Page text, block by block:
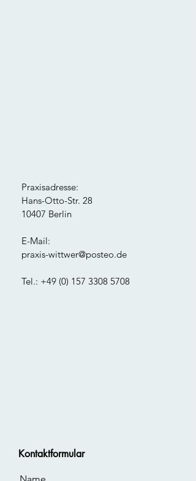
Praxisadresse:
Hans-Otto-Str. 28
10407 Berlin
E-Mail:
praxis-wittwer@posteo.de
Tel.: +49 (0) 157 3308 5708
Kontaktformular